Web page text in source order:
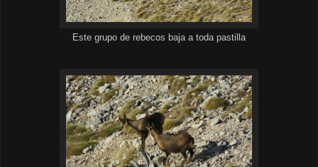
Este grupo de rebecos baja a toda pastilla